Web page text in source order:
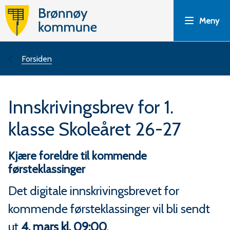
r
n
ø
y
k
o
Meny
Du
her:
Forsiden
Innskrivingsbrev for 1.
klasse Skoleåret 26-27
Kjære foreldre til kommende
førsteklassinger
Det digitale innskrivingsbrevet for
kommende førsteklassinger vil bli sendt
ut4. mars kl. 09:00.